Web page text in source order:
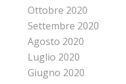
Ottobre 2020
Settembre 2020
Agosto 2020
Luglio 2020
Giugno 2020